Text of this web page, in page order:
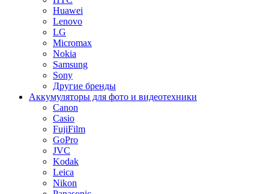
Huawei
Lenovo
LG
Micromax
Nokia
Samsung
Sony
Другие бренды
Аккумуляторы для фото и видеотехники
Canon
Casio
FujiFilm
GoPro
JVC
Kodak
Leica
Nikon